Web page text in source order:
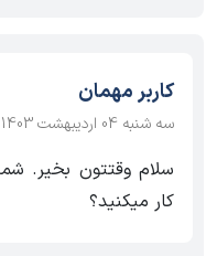
کاربر مهمان
سه شنبه 04 اردیبهشت 1403
سلام وقتتون بخیر.
کار میکنید؟